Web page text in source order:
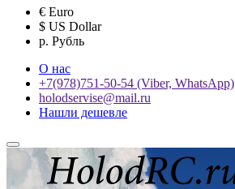
€ Euro
$ US Dollar
р. Рубль
О нас
+7(978)751-50-54 (Viber, WhatsApp)
holodservise@mail.ru
Нашли дешевле